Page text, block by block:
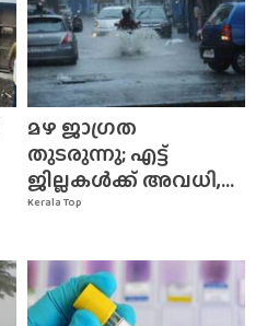
Kerala Top
മഴ ജാഗ്രത
തുടരുന്നു; എട്ട്
ജില്ലകൾക്ക് അവധി,...